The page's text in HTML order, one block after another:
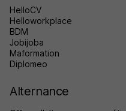
HelloCV
Helloworkplace
BDM
Jobijoba
Maformation
Diplomeo
Alternance